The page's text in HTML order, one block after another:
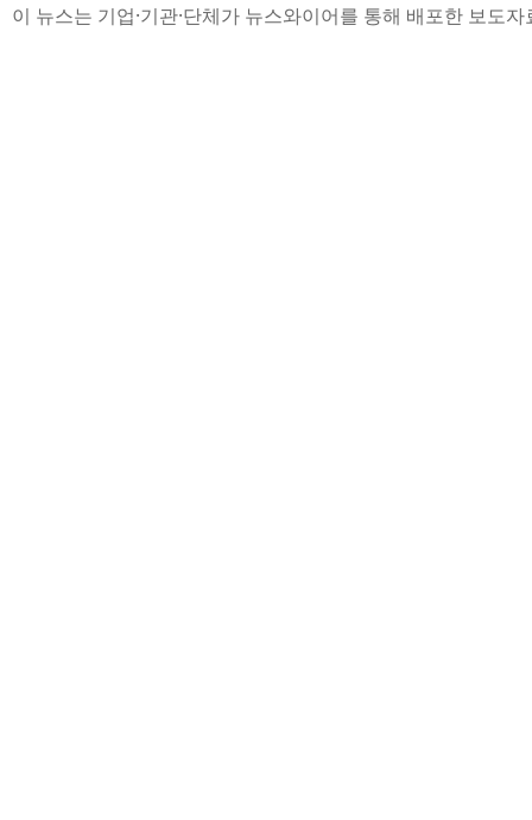
이 뉴스는 기업·기관·단체가 뉴스와이어를 통해 배포한 보도